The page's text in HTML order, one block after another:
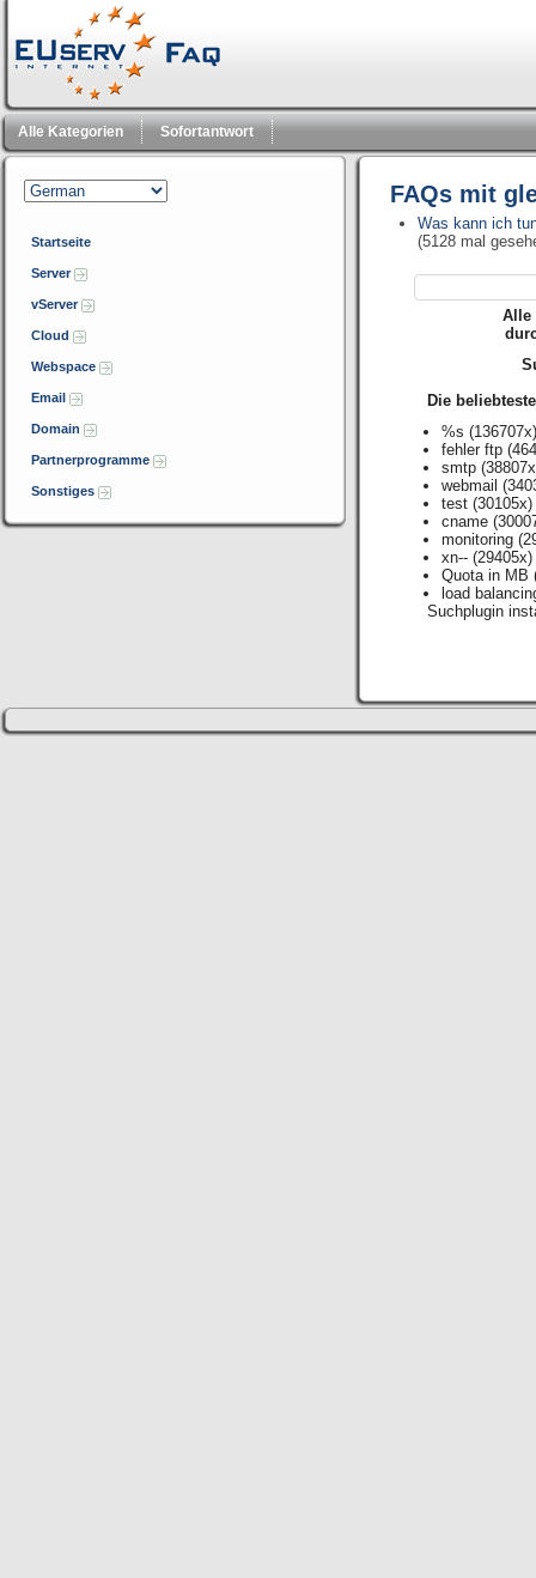
Alle Kategorien Sofortantwort
Startseite
Server
vServer
Cloud
Webspace
Email
Domain
Partnerprogramme
Sonstiges
FAQs mit
Was kann ich
(5128 mal
Alle
Die
%s
fehler ftp
smtp
webmail
test (30105x)
cname
monitoring
xn-- (29405x)
Quota in MB
load
Suchplugin